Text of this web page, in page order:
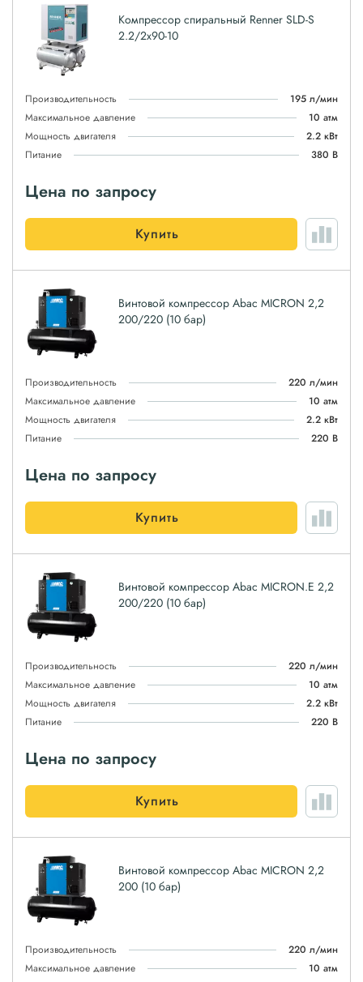
Компрессор спиральный Renner SLD-S
2.2/2x90-10
Производительность
195 л/мин
Максимальное давление
10 атм
Мощность двигателя
2.2 кВт
Питание
380 В
Цена по запросу
Купить
Винтовой компрессор Abac MICRON 2,2
200/220 (10 бар)
Производительность
220 л/мин
Максимальное давление
10 атм
Мощность двигателя
2.2 кВт
Питание
220 В
Цена по запросу
Купить
Винтовой компрессор Abac MICRON.E 2,2
200/220 (10 бар)
Производительность
220 л/мин
Максимальное давление
10 атм
Мощность двигателя
2.2 кВт
Питание
220 В
Цена по запросу
Купить
Винтовой компрессор Abac MICRON 2,2
200 (10 бар)
Производительность
220 л/мин
Максимальное давление
10 атм